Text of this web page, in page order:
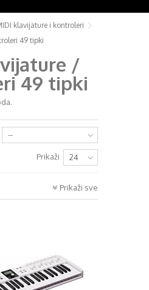
+
+
+
+
klavijature i kontroleri
49 tipki
/
49 tipki
--
Prikaži 24
Prikaži sve